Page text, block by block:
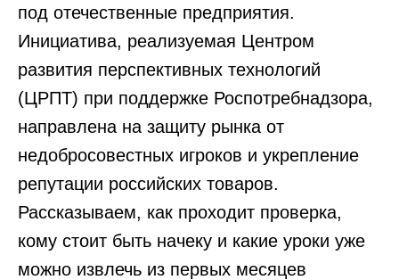
под отечественные предприятия.
Инициатива, реализуемая Центром
развития перспективных технологий
(ЦРПТ) при поддержке Роспотребнадзора,
направлена на защиту рынка от
недобросовестных игроков и укрепление
репутации российских товаров.
Рассказываем, как проходит проверка,
кому стоит быть начеку и какие уроки уже
можно извлечь из первых месяцев